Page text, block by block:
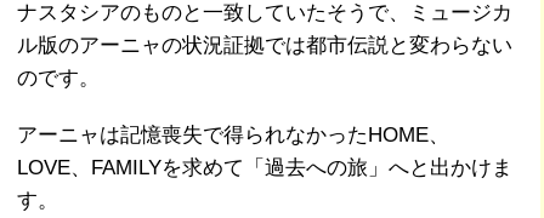
ナスタシアのものと一致していたそうで、ミュージカ
ル版のアーニャの状況証拠では都市伝説と変わらない
のです。
アーニャは記憶喪失で得られなかったHOME、
LOVE、FAMILYを求めて「過去への旅」へと出かけま
す。